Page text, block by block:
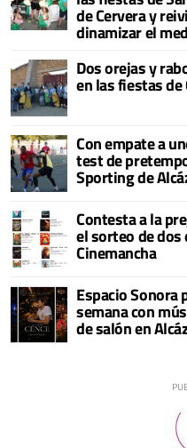
de Cervera y
dinamizar el
Dos orejas y
en las fiestas de
Con empate a
test de
Sporting de
Contesta a la
el sorteo de
Cinemancha
Espacio Sonora
semana con
de salón en